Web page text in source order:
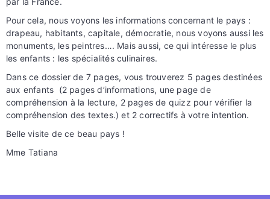
Pour cela, nous voyons les informations concernant le pays :
drapeau, habitants, capitale, démocratie, nous voyons aussi les
monuments, les peintres…. Mais aussi, ce qui intéresse le plus
les enfants : les spécialités culinaires.
Dans ce dossier de 7 pages, vous trouverez 5 pages destinées
aux enfants (2 pages d’informations, une page de
compréhension à la lecture, 2 pages de quizz pour vérifier la
compréhension des textes.) et 2 correctifs à votre intention.
Belle visite de ce beau pays !
Mme Tatiana